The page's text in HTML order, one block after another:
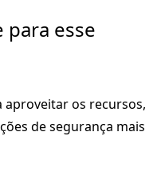
para esse
aproveitar os recursos,
de segurança mais